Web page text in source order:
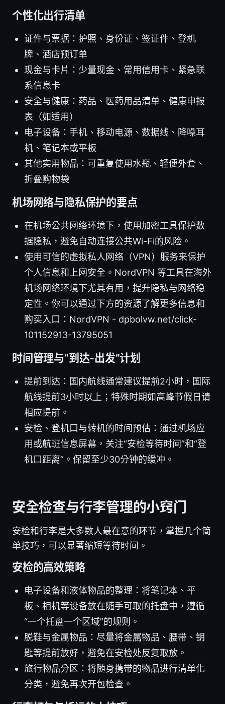
个性化出行清单
证件与票据：护照、身份证、签证件、登机
牌、酒店预订单
现金与卡片：少量现金、常用信用卡、紧急联
系信息卡
安全与健康：药品、医药用品清单、健康申报
表（如适用）
电子设备：手机、移动电源、数据线、降噪耳
机、笔记本或平板
其他实用物品：可重复使用水瓶、轻便外套、
折叠购物袋
机场网络与隐私保护的要点
在机场公共网络环境下，使用加密工具保护数
据隐私，避免自动连接公共Wi-Fi的风险。
使用可信的虚拟私人网络（VPN）服务来保护
个人信息和上网安全。NordVPN 等工具在海外
机场网络环境下尤其有用，提升隐私与网络稳
定性。你可以通过下方的资源了解更多信息和
购买入口：NordVPN - dpbolvw.net/click-
101152913-13795051
时间管理与“到达-出发”计划
提前到达：国内航线通常建议提前2小时，国际
航线提前3小时以上；特殊时期如高峰节假日请
相应提前。
安检、登机口与转机的时间预估：通过机场应
用或航班信息屏幕，关注“安检等待时间”和“登
机口距离”。保留至少30分钟的缓冲。
安全检查与行李管理的小窍门
安检和行李是大多数人最在意的环节，掌握几个简
单技巧，可以显著缩短等待时间。
安检的高效策略
电子设备和液体物品的整理：将笔记本、平
板、相机等设备放在随手可取的托盘中，遵循
“一个托盘一个区域”的规则。
脱鞋与金属物品：尽量将金属物品、腰带、钥
匙等提前放好，避免在安检处反复取放。
旅行物品分区：将随身携带的物品进行清单化
分类，避免再次开包检查。